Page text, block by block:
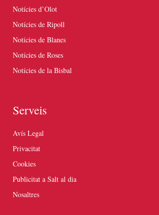
Notícies d’Olot
Notícies de Ripoll
Notícies de Blanes
Notícies de Roses
Notícies de la Bisbal
Serveis
Avís Legal
Privacitat
Cookies
Publicitat a Salt al dia
Nosaltres